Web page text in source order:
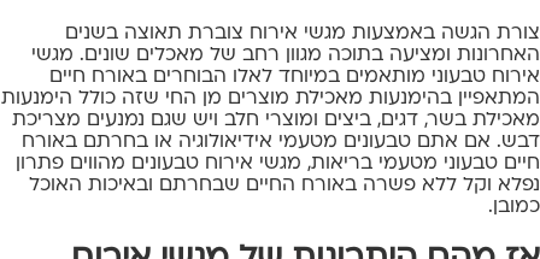
צורת הגשה באמצעות מגשי אירוח צוברת תאוצה בשנים
האחרונות ומציעה בתוכה מגוון רחב של מאכלים שונים. מגשי
אירוח טבעוני מותאמים במיוחד לאלו הבוחרים באורח חיים
המתאפיין בהימנעות מאכילת מוצרים מן החי שזה כולל הימנעות
מאכילת בשר, דגים, ביצים ומוצרי חלב ויש שגם נמנעים מצריכת
דבש. אם אתם טבעונים מטעמי אידיאולוגיה או בחרתם באורח
חיים טבעוני מטעמי בריאות, מגשי אירוח טבעונים מהווים פתרון
נפלא וקל ללא פשרה באורח החיים שבחרתם ובאיכות האוכל
כמובן.